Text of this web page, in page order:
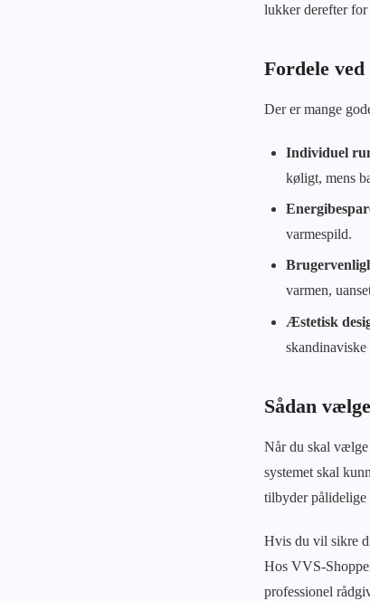
lukker derefter
Fordele
Der er mange
Individuel
køligt, mens
varmespild.
varmen,
Æstetisk
Sådan
Når du skal vælge
systemet skal
tilbyder pålidelige
Hvis du vil sikre
Hos VVS-
professionel